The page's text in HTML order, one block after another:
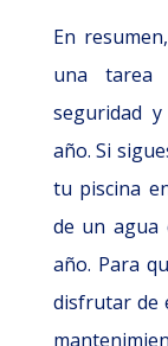
En
una tarea
seguridad
año. Si
tu piscina
de un agua
año. Para
disfrutar de